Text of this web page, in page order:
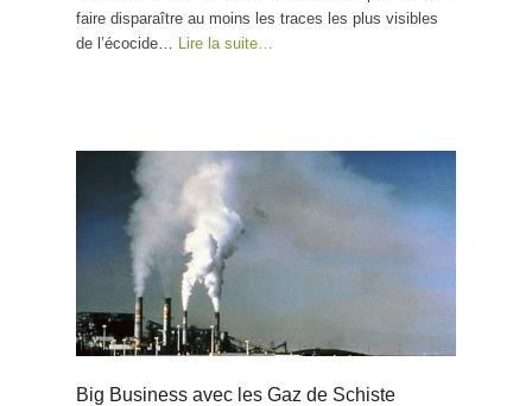
faire disparaître au moins les traces les plus visibles
de l’écocide… Lire la suite…
Big Business avec les Gaz de Schiste